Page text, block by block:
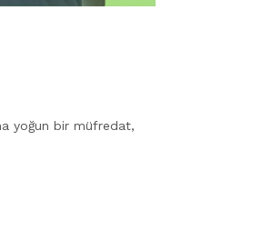
yoğun bir müfredat,